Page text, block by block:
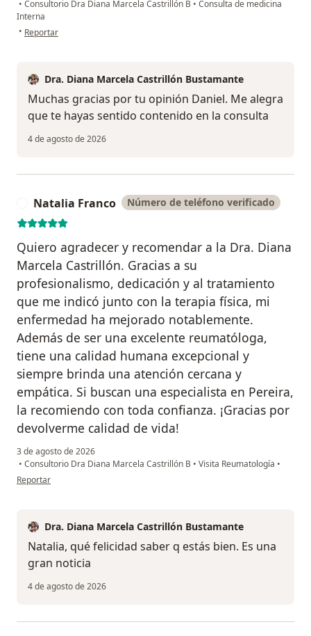
• Consultorio Dra Diana Marcela Castrillón B • Consulta de medicina
Interna
• en opinión del usuario Daniel
Reportar
Dra. Diana Marcela Castrillón Bustamante
Muchas gracias por tu opinión Daniel. Me alegra
que te hayas sentido contenido en la consulta
4 de agosto de 2026
Natalia Franco Número de teléfono verificado
Quiero agradecer y recomendar a la Dra. Diana
Marcela Castrillón. Gracias a su
profesionalismo, dedicación y al tratamiento
que me indicó junto con la terapia física, mi
enfermedad ha mejorado notablemente.
Además de ser una excelente reumatóloga,
tiene una calidad humana excepcional y
siempre brinda una atención cercana y
empática. Si buscan una especialista en Pereira,
la recomiendo con toda confianza. ¡Gracias por
devolverme calidad de vida!
3 de agosto de 2026
• Consultorio Dra Diana Marcela Castrillón B • Visita Reumatología •
en opinión del usuario Natalia Franco
Reportar
Dra. Diana Marcela Castrillón Bustamante
Natalia, qué felicidad saber q estás bien. Es una
gran noticia
4 de agosto de 2026